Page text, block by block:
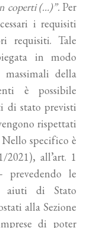
coperti (…)”. Per
i requisiti
requisiti. Tale
in modo
della
è possibile
di stato previsti
rispettati
specifico è
all’art. 1
le
aiuti di Stato
alla Sezione
di poter